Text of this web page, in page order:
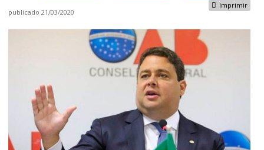
Imprimir
publicado 21/03/2020